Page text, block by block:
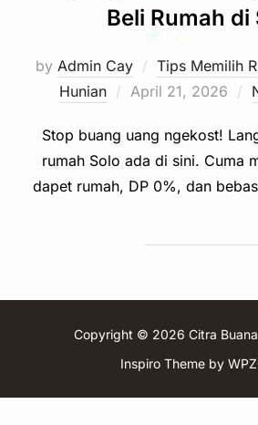
Beli Rumah di
by Admin Cay
Tips Memilih
Hunian
Posted
April 21, 2026
Stop buang uang ngekost!
rumah Solo ada di sini. Cuma
dapet rumah, DP 0%, dan
Copyright © 2026 Citra
Inspiro Themeby